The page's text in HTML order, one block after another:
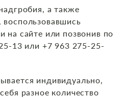
а также
на сайте или позвонив по
13 или +7 963 275-25-
индивидуально,
разное количество